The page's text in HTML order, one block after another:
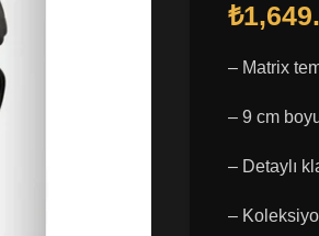
₺
– Matrix
– 9 cm
– Detaylı
–